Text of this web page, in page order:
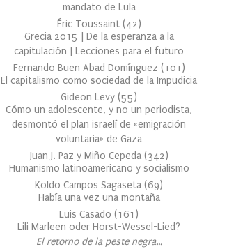
mandato de Lula
Éric Toussaint (42)
Grecia 2015 | De la esperanza a la
capitulación | Lecciones para el futuro
Fernando Buen Abad Domínguez (101 )
El capitalismo como sociedad de la Impudicia
Gideon Levy (55)
Cómo un adolescente, y no un periodista,
desmontó el plan israelí de «emigración
voluntaria» de Gaza
Juan J. Paz y Miño Cepeda (342)
Humanismo latinoamericano y socialismo
Koldo Campos Sagaseta (69)
Había una vez una montaña
Luis Casado (161 )
Lili Marleen oder Horst-Wessel-Lied?
El retorno de la peste negra…